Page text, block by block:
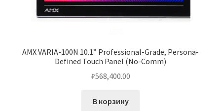
AMX VARIA-100N 10.1” Professional-Grade, Persona-
Defined Touch Panel (No-Comm)
₽568,400.00
В корзину